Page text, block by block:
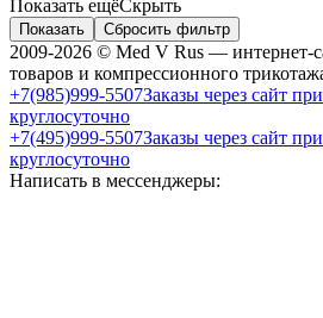
Показать ещёСкрыть
Показать Сбросить фильтр
2009-2026 © Med V Rus — интернет-
товаров и компрессионного
+7(985)999-5507Заказы через сайт
круглосуточно
+7(495)999-5507Заказы через сайт
круглосуточно
Написать в мессенджеры: